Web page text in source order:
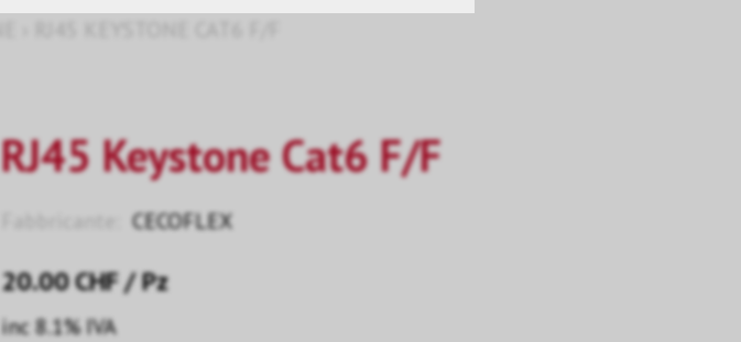
RJ45 Keystone Cat6 F/F
CECOFLEX
20.00CHF/ Pz
inc 8.1% IVA